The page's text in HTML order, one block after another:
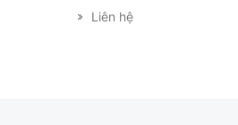
Liên hệ